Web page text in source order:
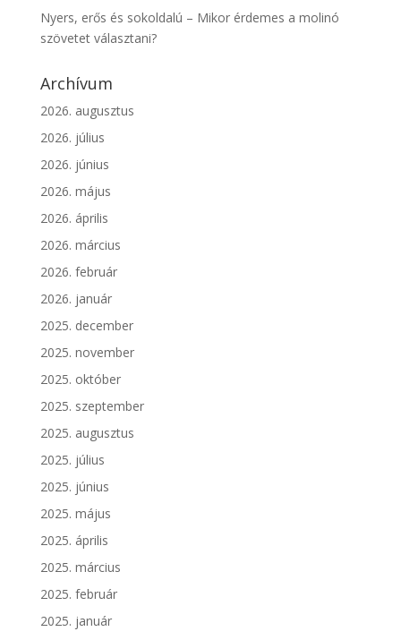
Nyers, erős és sokoldalú – Mikor érdemes a molinó
szövetet választani?
Archívum
2026. augusztus
2026. július
2026. június
2026. május
2026. április
2026. március
2026. február
2026. január
2025. december
2025. november
2025. október
2025. szeptember
2025. augusztus
2025. július
2025. június
2025. május
2025. április
2025. március
2025. február
2025. január